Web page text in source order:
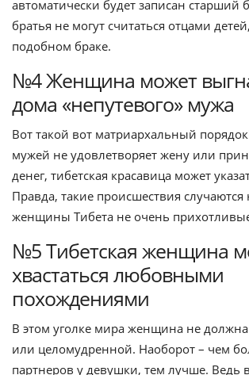
автоматически будет записан
братья не могут считаться отцами
подобном браке.
№4 Женщина может
дома «непутевого» мужа
Вот такой вот матриархальный
мужей не удовлетворяет жену или
денег, тибетская красавица может
Правда, такие происшествия случаются
женщины Тибета не очень
№5 Тибетская женщина
хвастаться любовными
похождениями
В этом уголке мира женщина не
или целомудренной. Наоборот – чем
партнеров у девушки, тем лучше. Ведь